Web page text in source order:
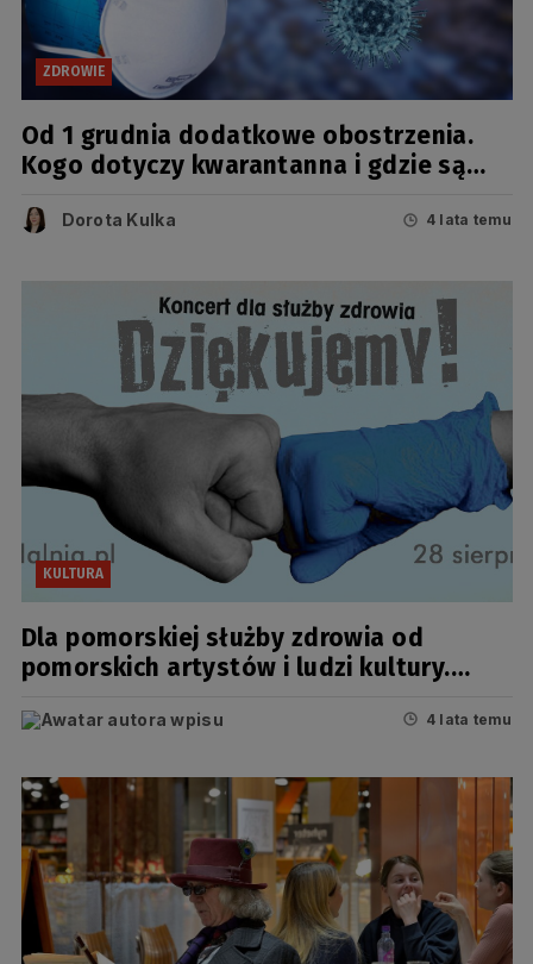
ZDROWIE
Od 1 grudnia dodatkowe obostrzenia.
Kogo dotyczy kwarantanna i gdzie są
Dorota Kulka 4 lata temu
KULTURA
Dla pomorskiej służby zdrowia od
pomorskich artystów i ludzi kultury.
4 lata temu